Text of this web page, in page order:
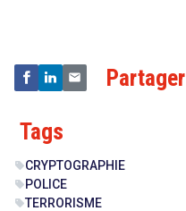
Partager
Tags
sellCRYPTOGRAPHIE
sell POLICE
sellTERRORISME